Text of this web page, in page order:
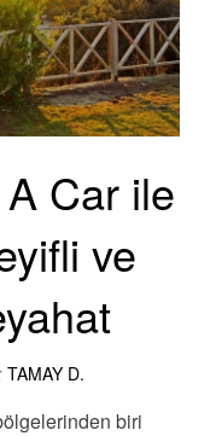
Car ile
ve
TAMAY D.
biri